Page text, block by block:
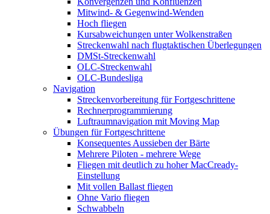
Mitwind- & Gegenwind-Wenden
Hoch fliegen
Kursabweichungen unter Wolkenstraßen
Streckenwahl nach flugtaktischen Überlegungen
DMSt-Streckenwahl
OLC-Streckenwahl
OLC-Bundesliga
Navigation
Streckenvorbereitung für Fortgeschrittene
Rechnerprogrammierung
Luftraumnavigation mit Moving Map
Übungen für Fortgeschrittene
Konsequentes Aussieben der Bärte
Mehrere Piloten - mehrere Wege
Fliegen mit deutlich zu hoher MacCready-
Einstellung
Mit vollen Ballast fliegen
Ohne Vario fliegen
Schwabbeln